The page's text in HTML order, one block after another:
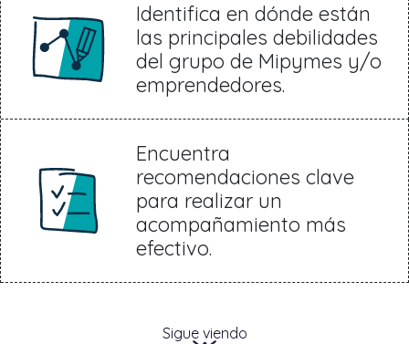
Identifica en dónde están
las principales debilidades
del grupo de Mipymes y/o
emprendedores.
Encuentra
recomendaciones clave
para realizar un
acompañamiento más
efectivo.
Sigue viendo